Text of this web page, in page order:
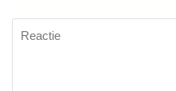
Reactie